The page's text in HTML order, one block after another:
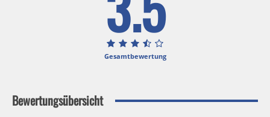
Gesamtbewertung
Bewertungsübersicht